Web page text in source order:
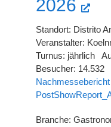
2026
Standort: Distrito
Veranstalter:
Turnus: jährlich
Besucher: 14.532
Nachmessebericht
Branche: